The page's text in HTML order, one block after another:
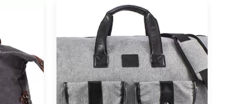
can
look
for many branded sellers at home
and abroad .The quality and design is
highly praise by ...